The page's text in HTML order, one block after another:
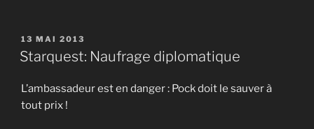
PUBLIÉ
LE
13 MAI 2013
Starquest: Naufrage diplomatique
L’ambassadeur est en danger : Pock doit le sauver à
tout prix !